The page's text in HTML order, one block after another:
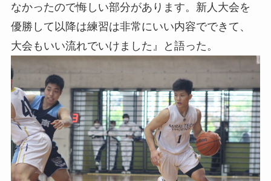
なかったので悔しい部分があります。新人大会を
優勝して以降は練習は非常にいい内容でできて、
大会もいい流れでいけました』と語った。